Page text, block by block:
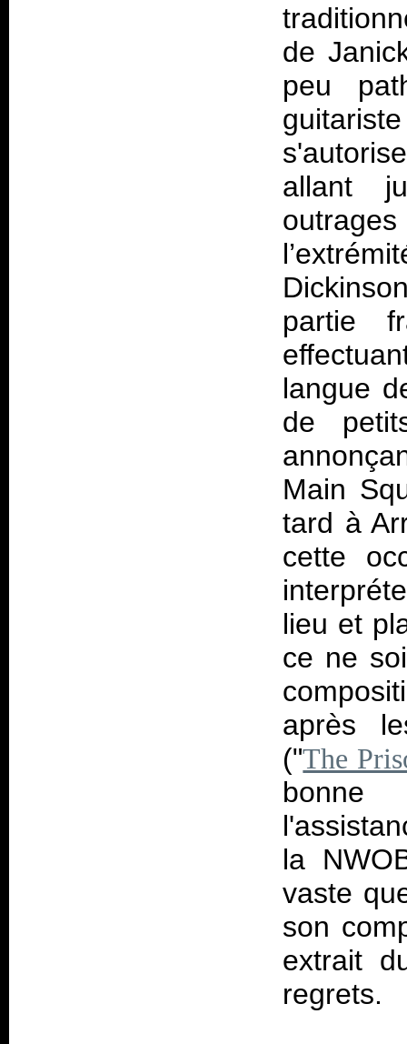
de
peu
allant
partie
langue
de
Main
tard à
cette
lieu et
ce ne
après
("The
bonne
la
vaste
son
extrait
regrets.